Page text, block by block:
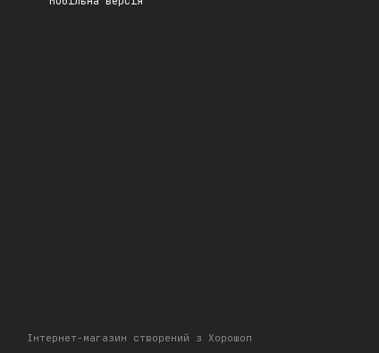
Інтернет-магазин створений з Хорошоп